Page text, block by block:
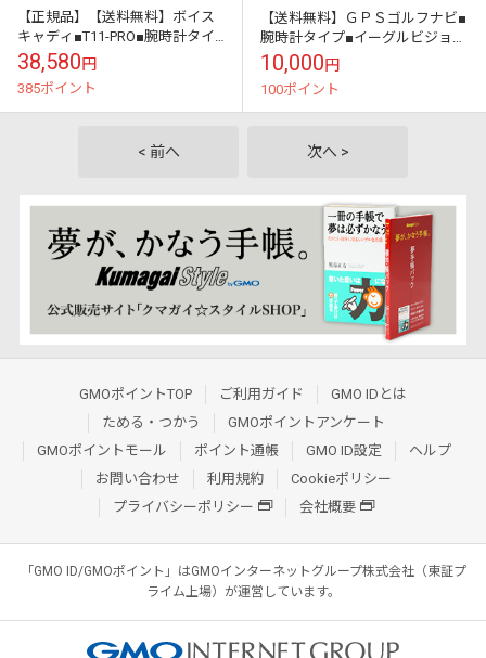
【正規品】【送料無料】ボイス
キャディ■T11-PRO■腕時計タイ
プ■GPSゴルフナビ■2024年9月
発売モデル
38,580円
385ポイント
【送料無料】ＧＰＳゴルフナビ■
腕時計タイプ■イーグルビジョン
■ウォッチＡＣＥ■ＥＶ－９３３
10,000円
100ポイント
< 前へ 次へ >
GMOポイントTOP ご利用ガイド
GMO IDとは
ためる・つかう
GMOポイントアンケート
GMOポイントモール
ポイント通帳 GMO ID設定
ヘルプ
お問い合わせ
利用規約
Cookieポリシー
プライバシーポリシー
会社概要
「GMO ID/GMOポイント」はGMOインターネットグループ株式会社（東証プ
ライム上場）が運営しています。